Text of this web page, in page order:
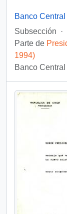
Banco
Subsección
·
Parte de
1994)
Banco